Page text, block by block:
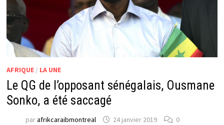
AFRIQUE/ LA UNE
Le QG de l’opposant sénégalais, Ousmane
Sonko, a été saccagé
parafrikcaraibmontreal 24 janvier 2019 0